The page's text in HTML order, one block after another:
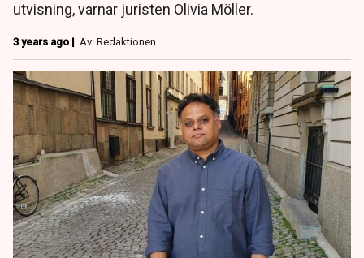
utvisning, varnar juristen Olivia Möller.
3 years ago | Av: Redaktionen